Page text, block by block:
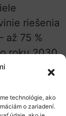
technológie, ako
o zariadení.
riešenia
až 75 %
roku 2030,
v